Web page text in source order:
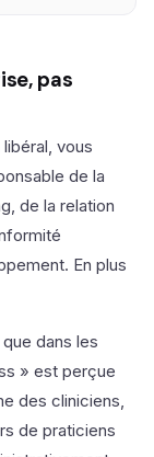
pas
vous
de la
de la relation
En plus
dans les
» est perçue
des cliniciens,
de praticiens